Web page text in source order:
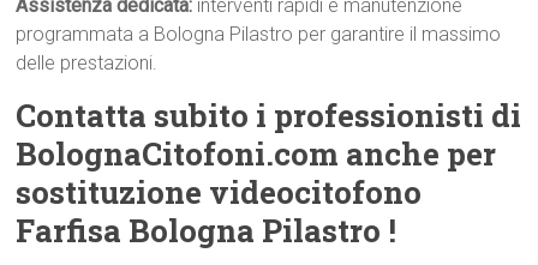
Assistenza dedicata: interventi rapidi e manutenzione
programmata a Bologna Pilastro per garantire il massimo
delle prestazioni.
Contatta subito i professionisti di
BolognaCitofoni.com anche per
sostituzione videocitofono
Farfisa Bologna Pilastro !